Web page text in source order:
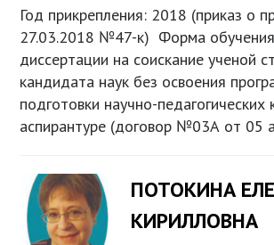
Год прикрепления: 2018 (приказ о
27.03.2018 №47-к) Форма
диссертации на соискание ученой
кандидата наук без освоения
подготовки научно-педагогических
аспирантуре (договор №03А от 05
ПОТОКИНА
КИРИЛЛОВНА